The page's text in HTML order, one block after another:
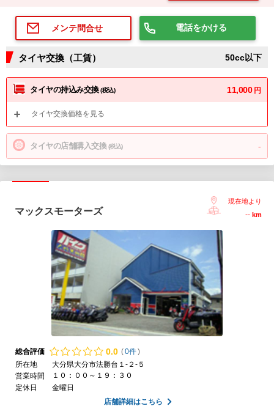
メンテ問合せ 電話をかける
タイヤ交換（工賃） 50cc以下
タイヤの持込み交換(税込) 11,000 円
タイヤ交換価格を見る
タイヤの店舗購入交換(税込) -
マックスモーターズ
現在地より
-- km
総合評価 0.0 (0件)
所在地
大分県大分市法勝台１-２-５
営業時間
１０：００～１９：３０
定休日
金曜日
店舗詳細はこちら